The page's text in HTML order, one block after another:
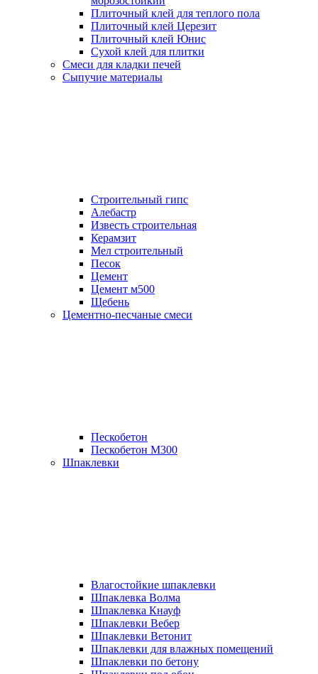
Плиточный клей для теплого пола
Плиточный клей Церезит
Плиточный клей Юнис
Сухой клей для плитки
Смеси для кладки печей
Сыпучие материалы
Строительный гипс
Алебастр
Известь строительная
Керамзит
Мел строительный
Песок
Цемент
Цемент м500
Щебень
Цементно-песчаные смеси
Пескобетон
Пескобетон М300
Шпаклевки
Влагостойкие шпаклевки
Шпаклевка Волма
Шпаклевка Кнауф
Шпаклевки Вебер
Шпаклевки Ветонит
Шпаклевки для влажных помещений
Шпаклевки по бетону